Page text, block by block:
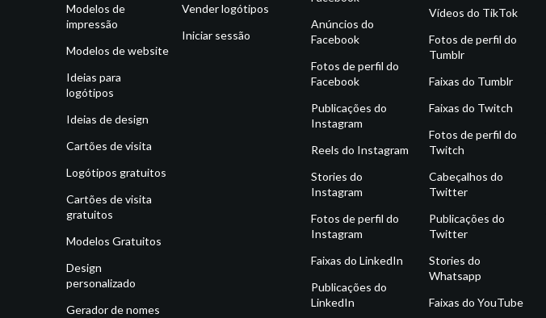
Modelos de
impressão
Modelos de website
Ideias para
logótipos
Ideias de design
Cartões de visita
Logótipos gratuitos
Cartões de visita
gratuitos
Modelos Gratuitos
Design
personalizado
Gerador de nomes
Vender logótipos
Iniciar sessão
Anúncios do
Facebook
Fotos de perfil do
Facebook
Publicações do
Instagram
Reels do Instagram
Stories do
Instagram
Fotos de perfil do
Instagram
Faixas do LinkedIn
Publicações do
LinkedIn
Vídeos do TikTok
Fotos de perfil do
Tumblr
Faixas do Tumblr
Faixas do Twitch
Fotos de perfil do
Twitch
Cabeçalhos do
Twitter
Publicações do
Twitter
Stories do
Whatsapp
Faixas do YouTube